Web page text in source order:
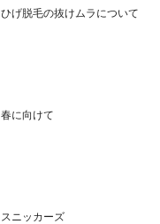
ひげ脱毛の抜けムラについて
春に向けて
スニッカーズ